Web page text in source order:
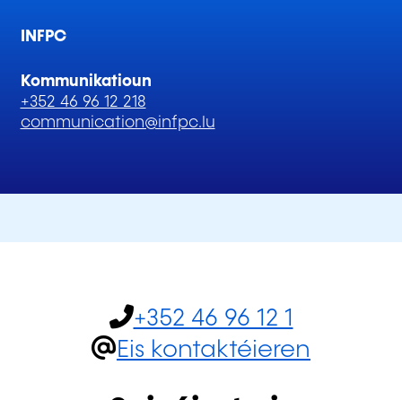
INFPC
Kommunikatioun
+352 46 96 12 218
communication@infpc.lu
+352 46 96 12 1
Eis kontaktéieren